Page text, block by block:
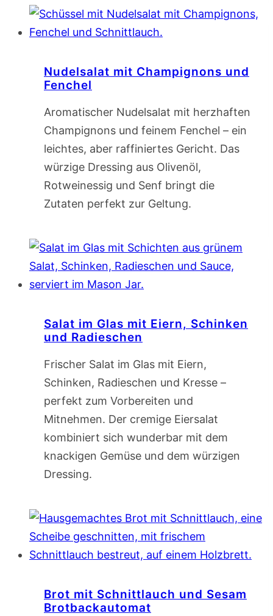
Nudelsalat mit Champignons und
Fenchel
Aromatischer Nudelsalat mit herzhaften
Champignons und feinem Fenchel – ein
leichtes, aber raffiniertes Gericht. Das
würzige Dressing aus Olivenöl,
Rotweinessig und Senf bringt die
Zutaten perfekt zur Geltung.
Salat im Glas mit Eiern, Schinken
und Radieschen
Frischer Salat im Glas mit Eiern,
Schinken, Radieschen und Kresse –
perfekt zum Vorbereiten und
Mitnehmen. Der cremige Eiersalat
kombiniert sich wunderbar mit dem
knackigen Gemüse und dem würzigen
Dressing.
Brot mit Schnittlauch und Sesam
Brotbackautomat